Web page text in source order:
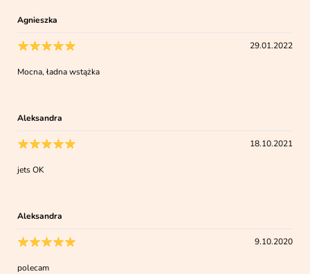
Agnieszka
29.01.2022
Mocna, ładna wstążka
Aleksandra
18.10.2021
jets OK
Aleksandra
9.10.2020
polecam